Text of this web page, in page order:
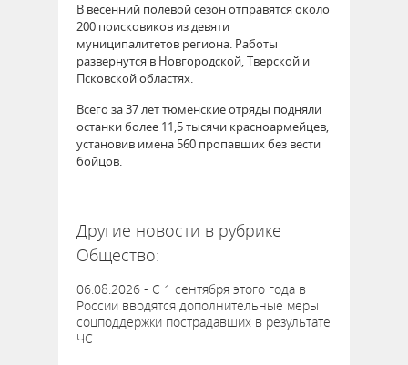
В весенний полевой сезон отправятся около
200 поисковиков из девяти
муниципалитетов региона. Работы
развернутся в Новгородской, Тверской и
Псковской областях.
Всего за 37 лет тюменские отряды подняли
останки более 11,5 тысячи красноармейцев,
установив имена 560 пропавших без вести
бойцов.
Другие новости в рубрике
Общество:
06.08.2026 - С 1 сентября этого года в
России вводятся дополнительные меры
соцподдержки пострадавших в результате
ЧС